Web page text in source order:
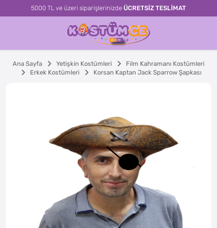
5000 TL ve üzeri siparişlerinizde ÜCRETSİZ TESLİMAT
Ana Sayfa Yetişkin Kostümleri
Film Kahramanı Kostümleri
Erkek Kostümleri
Korsan Kaptan Jack Sparrow Şapkası